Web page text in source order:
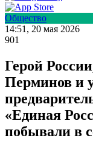
Общество
14:51, 20 мая 2026
901
Герой
Перминов и
«Единая
побывали в